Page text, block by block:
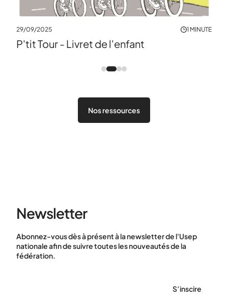
29/09/2025 1 MINUTE
P'tit Tour - Livret de l'enfant
Nos ressources
Newsletter
Abonnez-vous dès à présent à la newsletter de l'Usep
nationale afin de suivre toutes les nouveautés de la
fédération.
S’inscire